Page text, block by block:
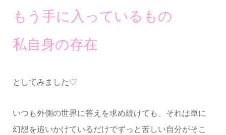
もう手に入っているもの
私自身の存在
としてみました♡
いつも外側の世界に答えを求め続けても、それは単に
幻想を追いかけているだけでずっと苦しい自分がそこ